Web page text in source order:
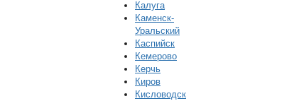
Калуга
Каменск-
Уральский
Каспийск
Кемерово
Керчь
Киров
Кисловодск